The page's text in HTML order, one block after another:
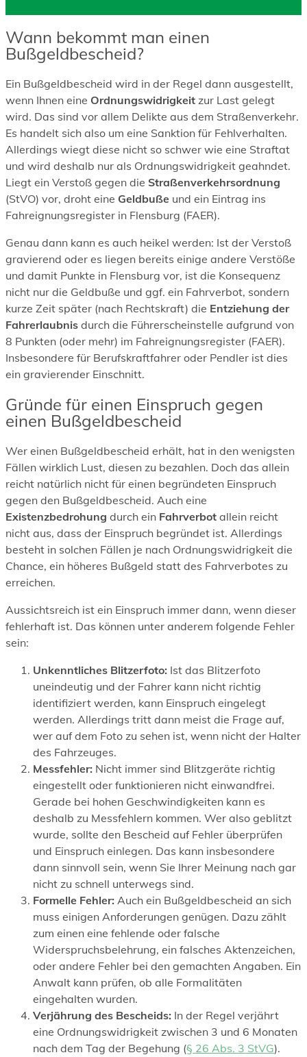
Wann bekommt man einen
Bußgeldbescheid?
Ein Bußgeldbescheid wird in der Regel dann ausgestellt,
wenn Ihnen eine Ordnungswidrigkeit zur Last gelegt
wird. Das sind vor allem Delikte aus dem Straßenverkehr.
Es handelt sich also um eine Sanktion für Fehlverhalten.
Allerdings wiegt diese nicht so schwer wie eine Straftat
und wird deshalb nur als Ordnungswidrigkeit geahndet.
Liegt ein Verstoß gegen die Straßenverkehrsordnung
(StVO) vor, droht eine Geldbuße und ein Eintrag ins
Fahreignungsregister in Flensburg (FAER).
Genau dann kann es auch heikel werden: Ist der Verstoß
gravierend oder es liegen bereits einige andere Verstöße
und damit Punkte in Flensburg vor, ist die Konsequenz
nicht nur die Geldbuße und ggf. ein Fahrverbot, sondern
kurze Zeit später (nach Rechtskraft) die Entziehung der
Fahrerlaubnis durch die Führerscheinstelle aufgrund von
8 Punkten (oder mehr) im Fahreignungsregister (FAER).
Insbesondere für Berufskraftfahrer oder Pendler ist dies
ein gravierender Einschnitt.
Gründe für einen Einspruch gegen
einen Bußgeldbescheid
Wer einen Bußgeldbescheid erhält, hat in den wenigsten
Fällen wirklich Lust, diesen zu bezahlen. Doch das allein
reicht natürlich nicht für einen begründeten Einspruch
gegen den Bußgeldbescheid. Auch eine
Existenzbedrohung durch ein Fahrverbot allein reicht
nicht aus, dass der Einspruch begründet ist. Allerdings
besteht in solchen Fällen je nach Ordnungswidrigkeit die
Chance, ein höheres Bußgeld statt des Fahrverbotes zu
erreichen.
Aussichtsreich ist ein Einspruch immer dann, wenn dieser
fehlerhaft ist. Das können unter anderem folgende Fehler
sein:
Unkenntliches Blitzerfoto: Ist das Blitzerfoto
uneindeutig und der Fahrer kann nicht richtig
identifiziert werden, kann Einspruch eingelegt
werden. Allerdings tritt dann meist die Frage auf,
wer auf dem Foto zu sehen ist, wenn nicht der Halter
des Fahrzeuges.
Messfehler: Nicht immer sind Blitzgeräte richtig
eingestellt oder funktionieren nicht einwandfrei.
Gerade bei hohen Geschwindigkeiten kann es
deshalb zu Messfehlern kommen. Wer also geblitzt
wurde, sollte den Bescheid auf Fehler überprüfen
und Einspruch einlegen. Das kann insbesondere
dann sinnvoll sein, wenn Sie Ihrer Meinung nach gar
nicht zu schnell unterwegs sind.
Formelle Fehler: Auch ein Bußgeldbescheid an sich
muss einigen Anforderungen genügen. Dazu zählt
zum einen eine fehlende oder falsche
Widerspruchsbelehrung, ein falsches Aktenzeichen,
oder andere Fehler bei den gemachten Angaben. Ein
Anwalt kann prüfen, ob alle Formalitäten
eingehalten wurden.
Verjährung des Bescheids: In der Regel verjährt
eine Ordnungswidrigkeit zwischen 3 und 6 Monaten
nach dem Tag der Begehung (§ 26 Abs. 3 StVG).